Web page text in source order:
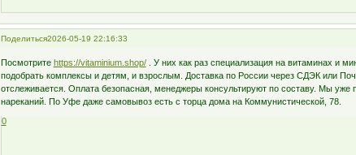
Поделиться2026-05-19 22:16:33
Посмотрите https://vitaminium.shop/. У них как раз специализация на витаминах и
подобрать комплексы и детям, и взрослым. Доставка по России через СДЭК или
отслеживается. Оплата безопасная, менеджеры консультируют по составу. Мы уже
нареканий. По Уфе даже самовывоз есть с торца дома на Коммунистической, 78.
0